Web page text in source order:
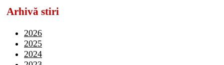
Arhivă stiri
2026
2025
2024